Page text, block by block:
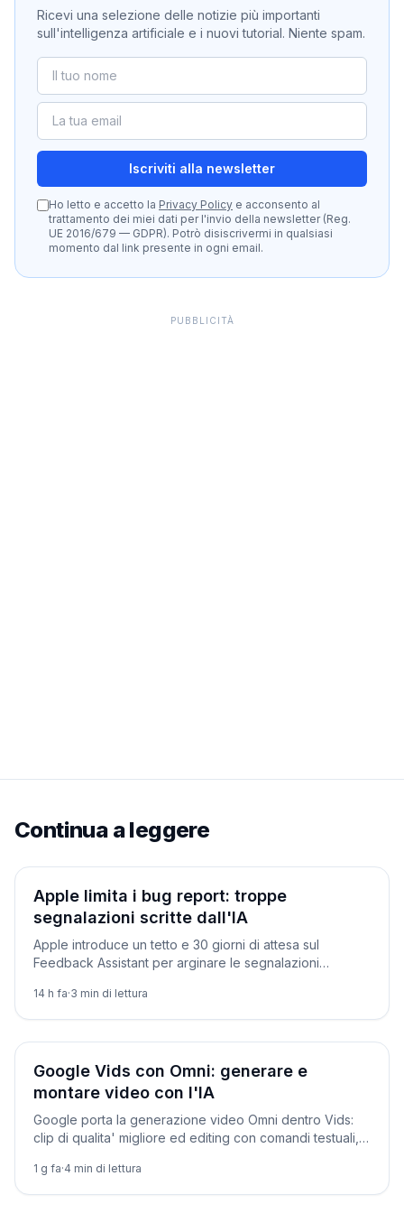
Ricevi una selezione delle notizie più importanti
sull'intelligenza artificiale e i nuovi tutorial. Niente spam.
Iscriviti alla newsletter
Ho letto e accetto la Privacy Policy e acconsento al
trattamento dei miei dati per l'invio della newsletter (Reg.
UE 2016/679 — GDPR). Potrò disiscrivermi in qualsiasi
momento dal link presente in ogni email.
PUBBLICITÀ
Continua a leggere
Prodotti
Apple limita i bug report: troppe
segnalazioni scritte dall'IA
Apple introduce un tetto e 30 giorni di attesa sul
Feedback Assistant per arginare le segnalazioni
l'Internet Bug Bounty.
14 h fa·3 min di lettura
Novità
Google Vids con Omni: generare e
montare video con l'IA
Google porta la generazione video Omni dentro Vids:
clip di qualita' migliore ed editing con comandi testuali,
1 g fa·4 min di lettura